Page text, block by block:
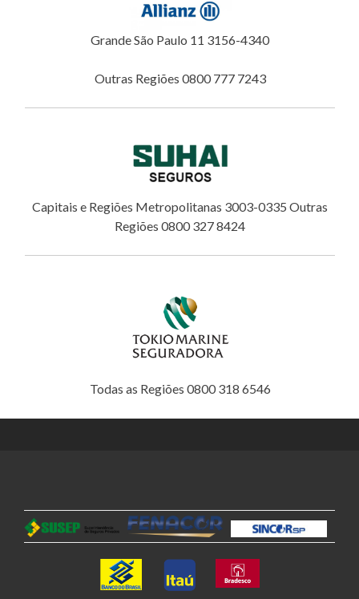
Grande São Paulo 11 3156-4340
Outras Regiões 0800 777 7243
Capitais e Regiões Metropolitanas 3003-0335 Outras
Regiões 0800 327 8424
Todas as Regiões 0800 318 6546